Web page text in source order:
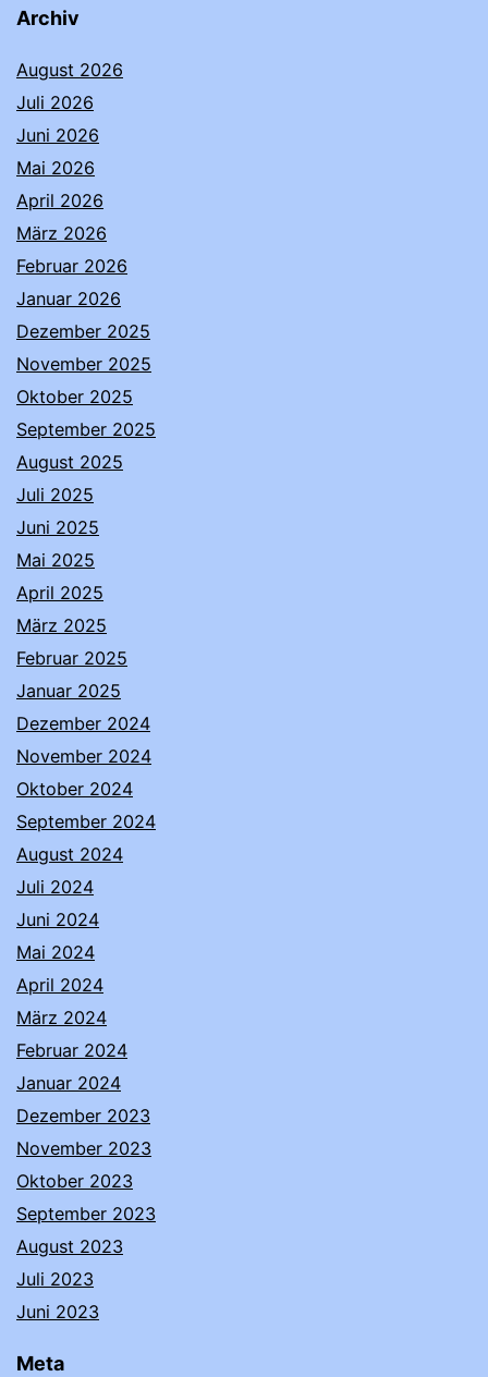
Archiv
August 2026
Juli 2026
Juni 2026
Mai 2026
April 2026
März 2026
Februar 2026
Januar 2026
Dezember 2025
November 2025
Oktober 2025
September 2025
August 2025
Juli 2025
Juni 2025
Mai 2025
April 2025
März 2025
Februar 2025
Januar 2025
Dezember 2024
November 2024
Oktober 2024
September 2024
August 2024
Juli 2024
Juni 2024
Mai 2024
April 2024
März 2024
Februar 2024
Januar 2024
Dezember 2023
November 2023
Oktober 2023
September 2023
August 2023
Juli 2023
Juni 2023
Meta